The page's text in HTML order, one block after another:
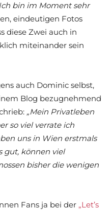
bin im Moment sehr
eindeutigen Fotos
diese Zwei auch in
miteinander sein
auch Dominic selbst,
Blog bezugnehmend
„Mein Privatleben
so viel verrate ich
uns in Wien erstmals
gut, können viel
bisher die wenigen
Fans ja bei der „Let’s